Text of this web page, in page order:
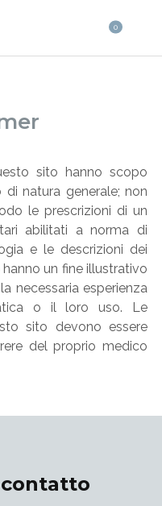
0
sito hanno scopo
natura generale; non
le prescrizioni di un
abilitati a norma di
e le descrizioni dei
un fine illustrativo
necessaria esperienza
o il loro uso. Le
sito devono essere
del proprio medico